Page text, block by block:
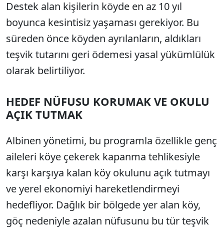
Destek alan kişilerin köyde en az 10 yıl
boyunca kesintisiz yaşaması gerekiyor. Bu
süreden önce köyden ayrılanların, aldıkları
teşvik tutarını geri ödemesi yasal yükümlülük
olarak belirtiliyor.
HEDEF NÜFUSU KORUMAK VE OKULU
AÇIK TUTMAK
Albinen yönetimi, bu programla özellikle genç
aileleri köye çekerek kapanma tehlikesiyle
karşı karşıya kalan köy okulunu açık tutmayı
ve yerel ekonomiyi hareketlendirmeyi
hedefliyor. Dağlık bir bölgede yer alan köy,
göç nedeniyle azalan nüfusunu bu tür teşvik